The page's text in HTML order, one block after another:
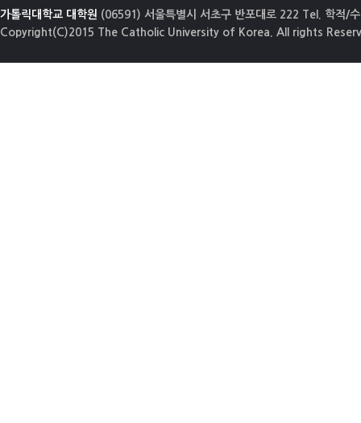
가톨릭대학교 대학원 (06591) 서울특별시 서초구 반포대로 222 Tel. 학적/
Copyright(C)2015 The Catholic University of Korea. All rights